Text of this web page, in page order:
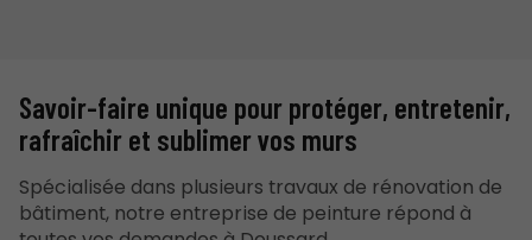
Savoir-faire unique pour protéger, entretenir,
rafraîchir et sublimer vos murs
Spécialisée dans plusieurs travaux de rénovation de
bâtiment, notre entreprise de peinture répond à